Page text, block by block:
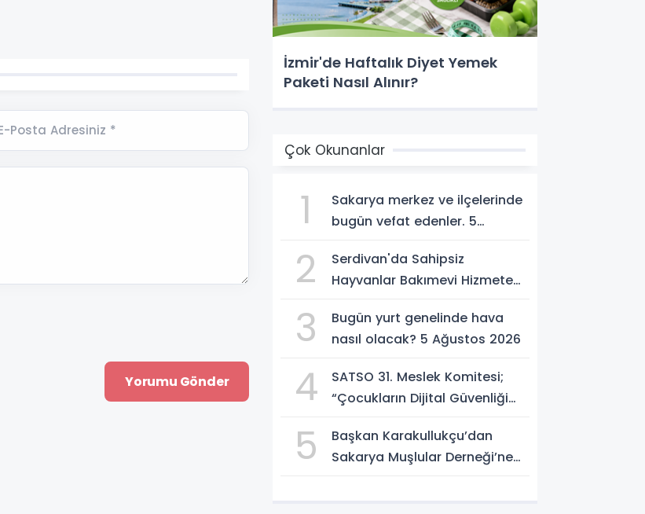
Posta Adresiniz *
İzmir'de Haftalık Diyet Yemek
Paketi Nasıl Alınır?
Çok Okunanlar
1
Sakarya merkez ve ilçelerinde
bugün vefat edenler. 5
2
Serdivan'da Sahipsiz
Hayvanlar Bakımevi Hizmete
Yuva
3
Bugün yurt genelinde hava
nasıl olacak? 5 Ağustos 2026
4
SATSO 31. Meslek Komitesi;
“Çocukların Dijital Güvenliği
5
Başkan Karakullukçu’dan
Sakarya Muşlular Derneği’ne